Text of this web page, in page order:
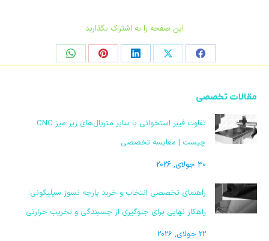
این صفحه را به اشتراک بگذارید
اشتراک
فیسبوک
اشتراک اشتراک اشتراک اشتراک
مقالات تخصصی
تفاوت فیبر استخوانی با سایر متریال‌های زیر میز CNC
چیست | مقایسه تخصصی
30 جولای, 2026
راهنمای تخصصی انتخاب و خرید پارچه نسوز سیلیکونی؛
راهکار نهایی برای جلوگیری از چسبندگی و تخریب حرارتی
22 جولای, 2026